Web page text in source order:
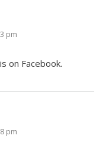
pm
on Facebook.
pm